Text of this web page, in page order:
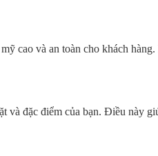
cao và an toàn cho khách
và đặc điểm của bạn. Điều này